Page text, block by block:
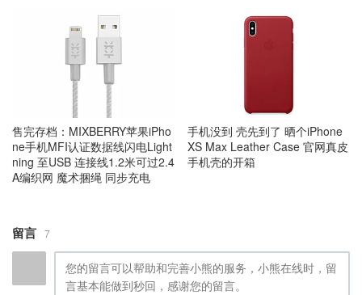
售完存档：MIXBERRY苹果iPho
ne手机MFI认证数据线闪电Light
ning 至USB 连接线1.2米可过2.4
A编织网 魔术捆绳 同步充电
手机没到 壳先到了 晒个iPhone
XS Max Leather Case 官网真皮
手机壳的开箱
留言 7